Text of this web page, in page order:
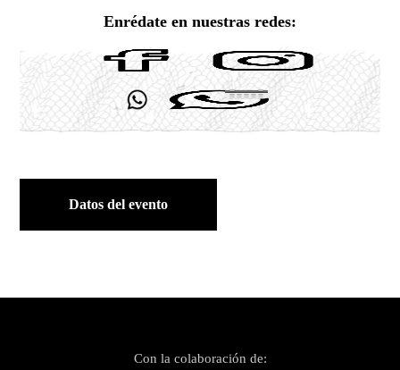
Enrédate en nuestras redes:
Datos del evento
Con la colaboración de: